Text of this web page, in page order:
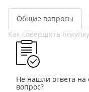
Общие вопросы
Как совершить
Не нашли ответа на
вопрос?